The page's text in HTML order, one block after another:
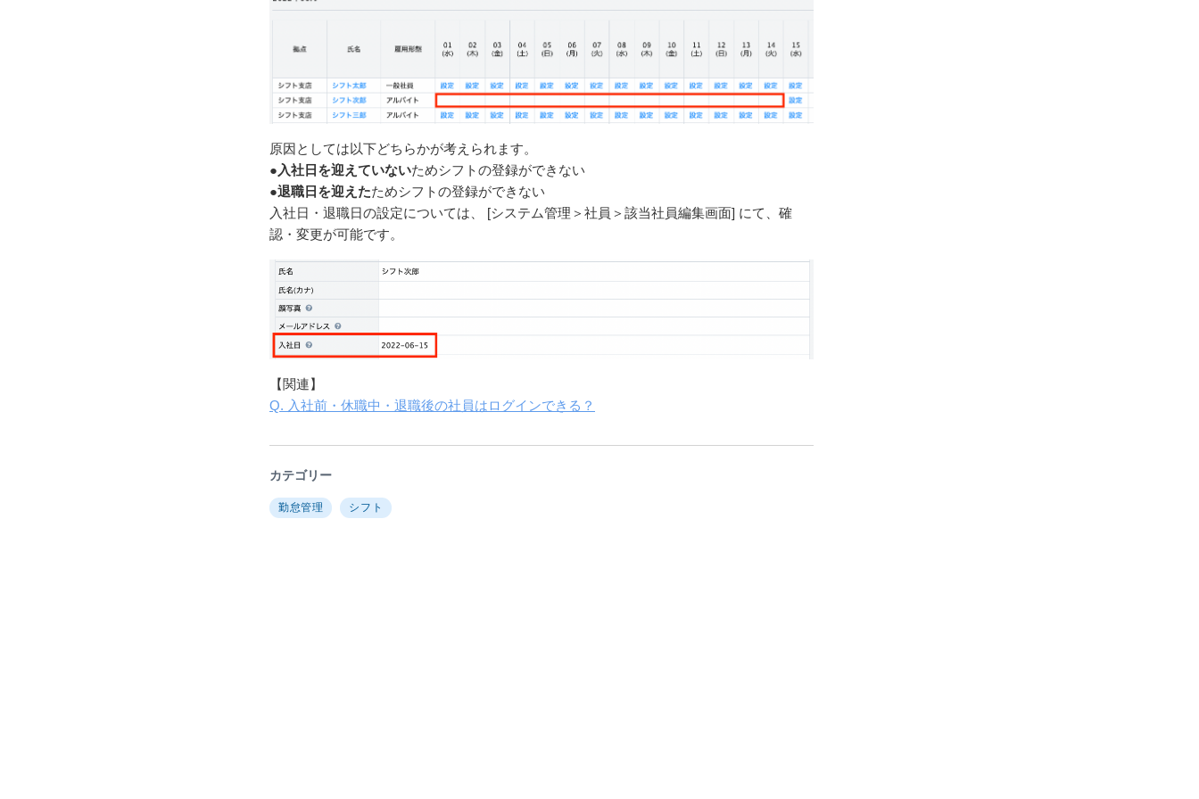
原因としては以下どちらかが考えられます。
● 入社日を迎えていないためシフトの登録ができない
●退職日を迎えたためシフトの登録ができない
入社日・退職日の設定については、 [システム管理＞社員＞該当社員編集画面] にて、確
認・変更が可能です。
【関連】
Q. 入社前・休職中・退職後の社員はログインできる？
カテゴリー
勤怠管理 シフト